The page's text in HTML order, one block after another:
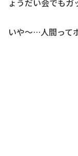
ょうだい会でもガ
いや～…人間って